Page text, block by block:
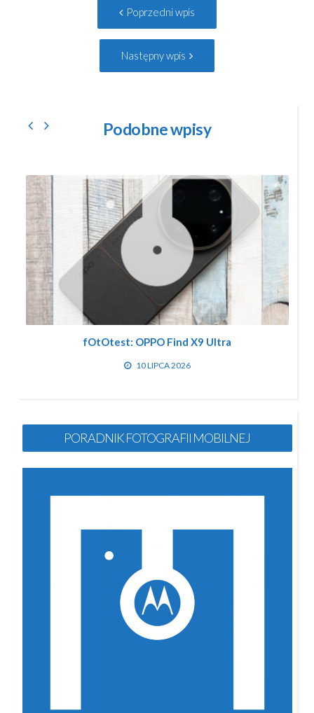
Poprzedni wpis
wpis:
Następny wpis
wpis:
Podobne wpisy
fOtOtest: OPPO Find X9 Ultra
10 LIPCA 2026
PORADNIK FOTOGRAFII MOBILNEJ